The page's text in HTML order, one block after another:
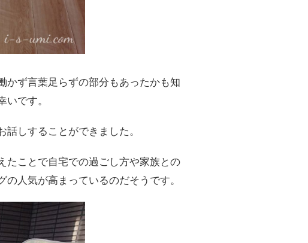
かず言葉足らずの部分もあったかも知
です。
しすることができました。
たことで自宅での過ごし方や家族との
人気が高まっているのだそうです。